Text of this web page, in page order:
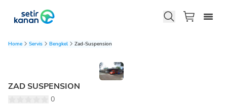
Home Servis Bengkel Zad-Suspension
ZAD SUSPENSION
0